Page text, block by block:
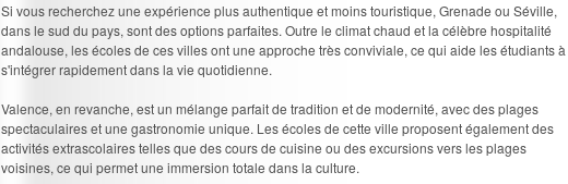
Si vous recherchez une expérience plus authentique et moins touristique, Grenade ou Séville,
dans le sud du pays, sont des options parfaites. Outre le climat chaud et la célèbre hospitalité
andalouse, les écoles de ces villes ont une approche très conviviale, ce qui aide les étudiants à
s'intégrer rapidement dans la vie quotidienne.
Valence, en revanche, est un mélange parfait de tradition et de modernité, avec des plages
spectaculaires et une gastronomie unique. Les écoles de cette ville proposent également des
activités extrascolaires telles que des cours de cuisine ou des excursions vers les plages
voisines, ce qui permet une immersion totale dans la culture.